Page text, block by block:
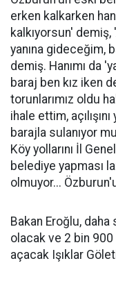
erken kalkarken
kalkıyorsun'
yanına gideceğim,
demiş. Hanımı da
baraj ben kız iken
torunlarımız oldu
ihale ettim,
barajla sulanıyor
Köy yollarını İl
belediye yapması
olmuyor...
Bakan Eroğlu,
olacak ve 2 bin
açacak Işıklar